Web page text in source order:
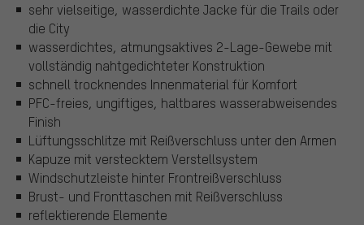
sehr vielseitige, wasserdichte Jacke für die Trails oder
die City
wasserdichtes, atmungsaktives 2-Lage-Gewebe mit
vollständig nahtgedichteter Konstruktion
schnell trocknendes Innenmaterial für Komfort
PFC-freies, ungiftiges, haltbares wasserabweisendes
Finish
Lüftungsschlitze mit Reißverschluss unter den Armen
Kapuze mit verstecktem Verstellsystem
Windschutzleiste hinter Frontreißverschluss
Brust- und Fronttaschen mit Reißverschluss
reflektierende Elemente